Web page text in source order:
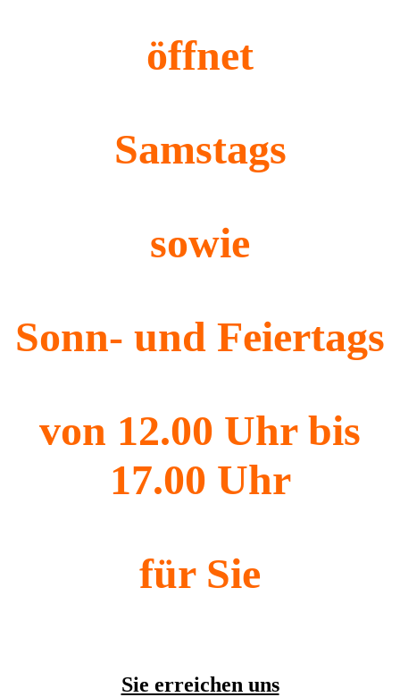
öffnet
Samstags
sowie
Sonn- und Feiertags
von 12.00 Uhr bis
17.00 Uhr
für Sie
Sie erreichen uns